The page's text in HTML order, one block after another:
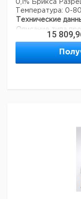
0,1% Брикса
Температура: 0-
Технические
Описание типа
Вес нетто:
15